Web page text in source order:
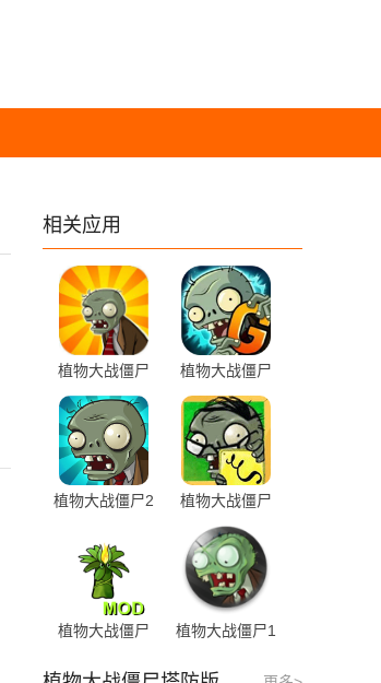
相关应用
植物大战僵尸
无名版 1.2 安
卓版
植物大战僵尸
2Gardendless
0.7.1 安卓端
植物大战僵尸2
安卓版
植物大战僵尸
XI版 3.4.0 安
卓版
植物大战僵尸
1.1 安卓版
植物大战僵尸1
手机版